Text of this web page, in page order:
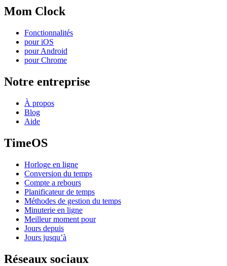
Mom Clock
Fonctionnalités
pour iOS
pour Android
pour Chrome
Notre entreprise
À propos
Blog
Aide
TimeOS
Horloge en ligne
Conversion du temps
Compte a rebours
Planificateur de temps
Méthodes de gestion du temps
Minuterie en ligne
Meilleur moment pour
Jours depuis
Jours jusqu’à
Réseaux sociaux